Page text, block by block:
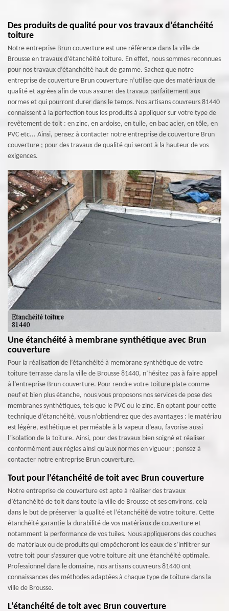
Des produits de qualité pour vos travaux d’étanchéité
toiture
Notre entreprise Brun couverture est une référence dans la ville de
Brousse en travaux d’étanchéité toiture. En effet, nous sommes reconnues
pour nos travaux d’étanchéité haut de gamme. Sachez que notre
entreprise de couverture Brun couverture n’utilise que des matériaux de
qualité et agrées afin de vous assurer des travaux parfaitement aux
normes et qui pourront durer dans le temps. Nos artisans couvreurs 81440
connaissent à la perfection tous les produits à appliquer sur votre type de
revêtement de toit : en zinc, en ardoise, en tuile, en bac acier, en tôle, en
PVC etc... Ainsi, pensez à contacter notre entreprise de couverture Brun
couverture ; pour des travaux de qualité qui seront à la hauteur de vos
exigences.
Une étanchéité à membrane synthétique avec Brun
couverture
Pour la réalisation de l’étanchéité à membrane synthétique de votre
toiture terrasse dans la ville de Brousse 81440, n’hésitez pas à faire appel
à l’entreprise Brun couverture. Pour rendre votre toiture plate comme
neuf et bien plus étanche, nous vous proposons nos services de pose des
membranes synthétiques, tels que le PVC ou le zinc. En optant pour cette
technique d’étanchéité, vous n’obtiendrez que des avantages : le matériau
est légère, esthétique et perméable à la vapeur d’eau, favorise aussi
l’isolation de la toiture. Ainsi, pour des travaux bien soigné et réaliser
conformément aux règles ainsi qu’aux normes en vigueur ; pensez à
contacter notre entreprise Brun couverture.
Tout pour l’étanchéité de toit avec Brun couverture
Notre entreprise de couverture est apte à réaliser des travaux
d’étanchéité de toit dans toute la ville de Brousse et ses environs, cela
dans le but de préserver la qualité et l’étanchéité de votre toiture. Cette
étanchéité garantie la durabilité de vos matériaux de couverture et
notamment la performance de vos tuiles. Nous appliquerons des couches
de matériaux ou de produits qui empêcheront les eaux de s’infiltrer sur
votre toit pour s’assurer que votre toiture ait une étanchéité optimale.
Professionnel dans le domaine, nos artisans couvreurs 81440 ont
connaissances des méthodes adaptées à chaque type de toiture dans la
ville de Brousse.
L’étanchéité de toit avec Brun couverture